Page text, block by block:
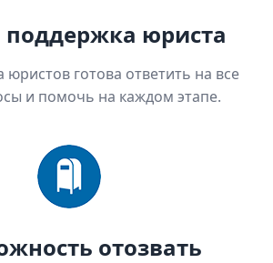
юриста
готова ответить на все
и помочь на каждом этапе.
отозвать